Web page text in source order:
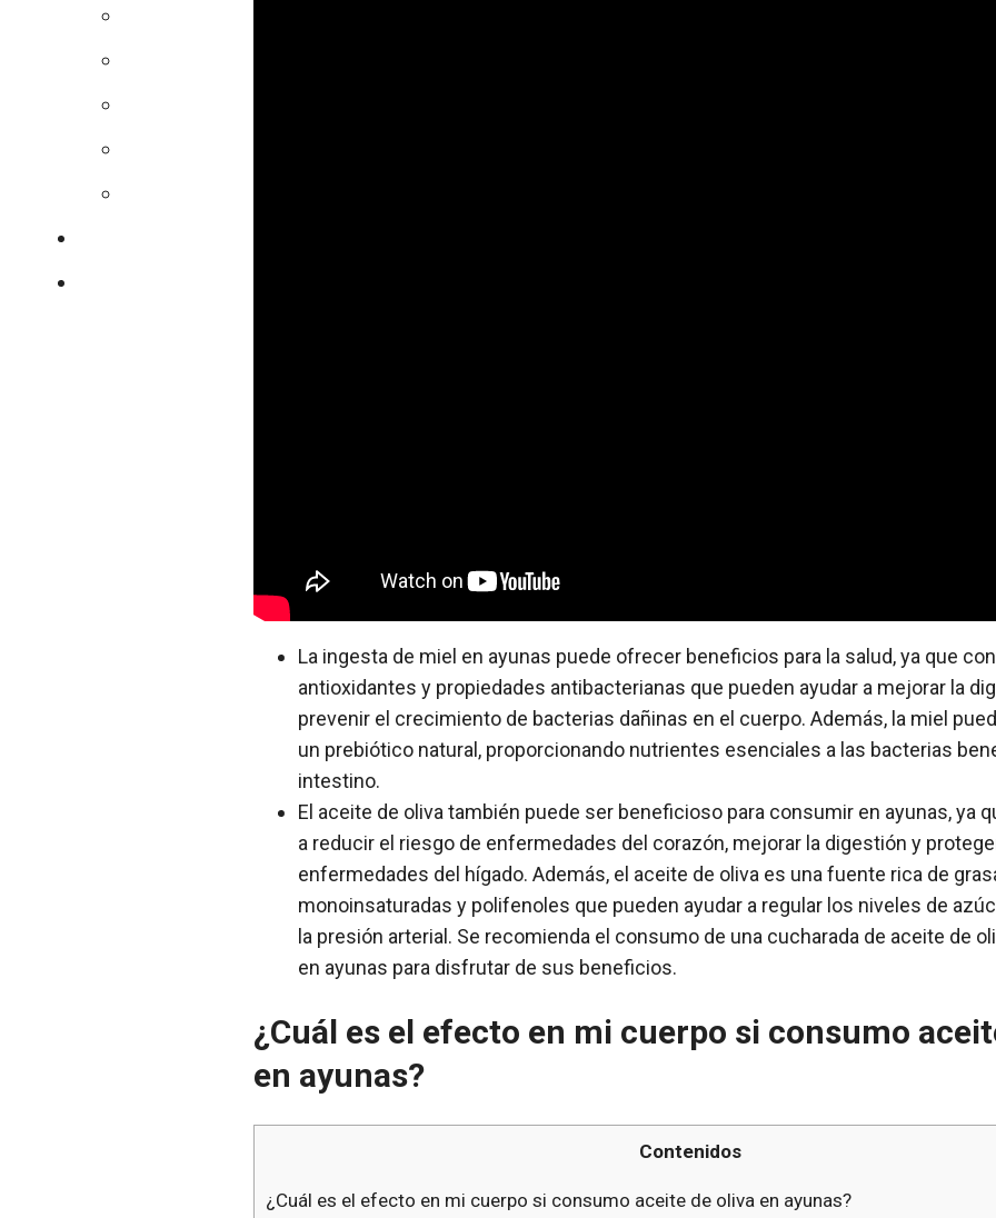
La ingesta de miel en ayunas puede ofrecer beneficios para la salud, ya que
antioxidantes y propiedades antibacterianas que pueden ayudar a mejorar la
prevenir el crecimiento de bacterias dañinas en el cuerpo. Además, la miel
un prebiótico natural, proporcionando nutrientes esenciales a las bacterias
intestino.
El aceite de oliva también puede ser beneficioso para consumir en ayunas, ya
a reducir el riesgo de enfermedades del corazón, mejorar la digestión y
enfermedades del hígado. Además, el aceite de oliva es una fuente rica de
monoinsaturadas y polifenoles que pueden ayudar a regular los niveles de
la presión arterial. Se recomienda el consumo de una cucharada de aceite de
en ayunas para disfrutar de sus beneficios.
¿Cuál es el efecto en mi cuerpo si consumo
en ayunas?
Contenidos
¿Cuál es el efecto en mi cuerpo si consumo aceite de oliva en ayunas?